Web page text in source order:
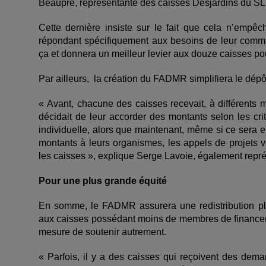
Beaupré, représentante des caisses Desjardins du
Cette dernière insiste sur le fait que cela
répondant spécifiquement aux besoins de leur
ça et donnera un meilleur levier aux douze caisses
Par ailleurs, la création du FADMR simplifiera le
« Avant, chacune des caisses recevait, à différents
décidait de leur accorder des montants selon les
individuelle, alors que maintenant, même si ce sera
montants à leurs organismes, les appels de projets
les caisses », explique Serge Lavoie, également
Pour une plus grande équité
En somme, le FADMR assurera une redistribution
aux caisses possédant moins de membres de
mesure de soutenir autrement.
« Parfois, il y a des caisses qui reçoivent des